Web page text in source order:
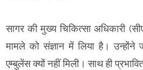
सागर की मुख्य चिकित्सा अधिकारी
मामले को संज्ञान में लिया है।
एम्बुलेंस क्यों नहीं मिली। साथ ही